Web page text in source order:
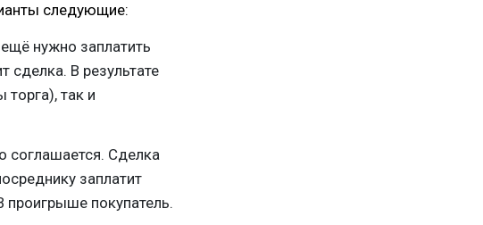
следующие:
нужно заплатить
сделка. В результате
так и
соглашается. Сделка
заплатит
проигрыше покупатель.